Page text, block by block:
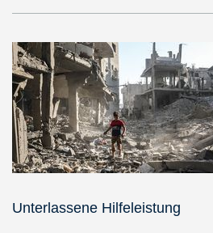
Unterlassene Hilfeleistung